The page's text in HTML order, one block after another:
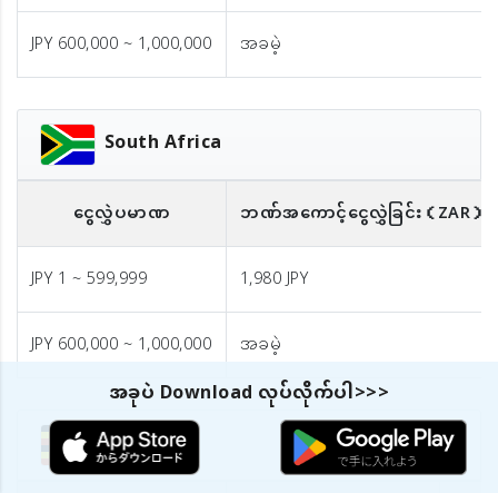
JPY 600,000 ~ 1,000,000
အခမဲ့
South Africa
ငွေလွှဲပမာဏ ဘဏ်အကောင့်ငွေလွှဲခြင်း（ZAR）
JPY 1 ~ 599,999
1,980 JPY
JPY 600,000 ~ 1,000,000
အခမဲ့
Uganda
အခုပဲ Download လုပ်လိုက်ပါ>>>